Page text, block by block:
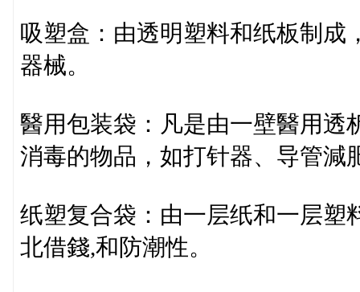
吸塑盒：由透明塑料和纸板制成
器械。
醫用包装袋：凡是由一壁醫用透
消毒的物品，如打针器、导管減
纸塑复合袋：由一层纸和一层塑
北借錢,和防潮性。